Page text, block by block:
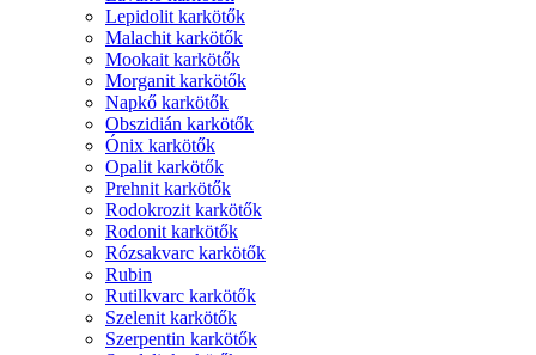
Lepidolit karkötők
Malachit karkötők
Mookait karkötők
Morganit karkötők
Napkő karkötők
Obszidián karkötők
Ónix karkötők
Opalit karkötők
Prehnit karkötők
Rodokrozit karkötők
Rodonit karkötők
Rózsakvarc karkötők
Rubin
Rutilkvarc karkötők
Szelenit karkötők
Szerpentin karkötők